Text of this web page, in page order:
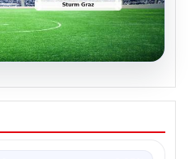
– Sturm Graz Canlı